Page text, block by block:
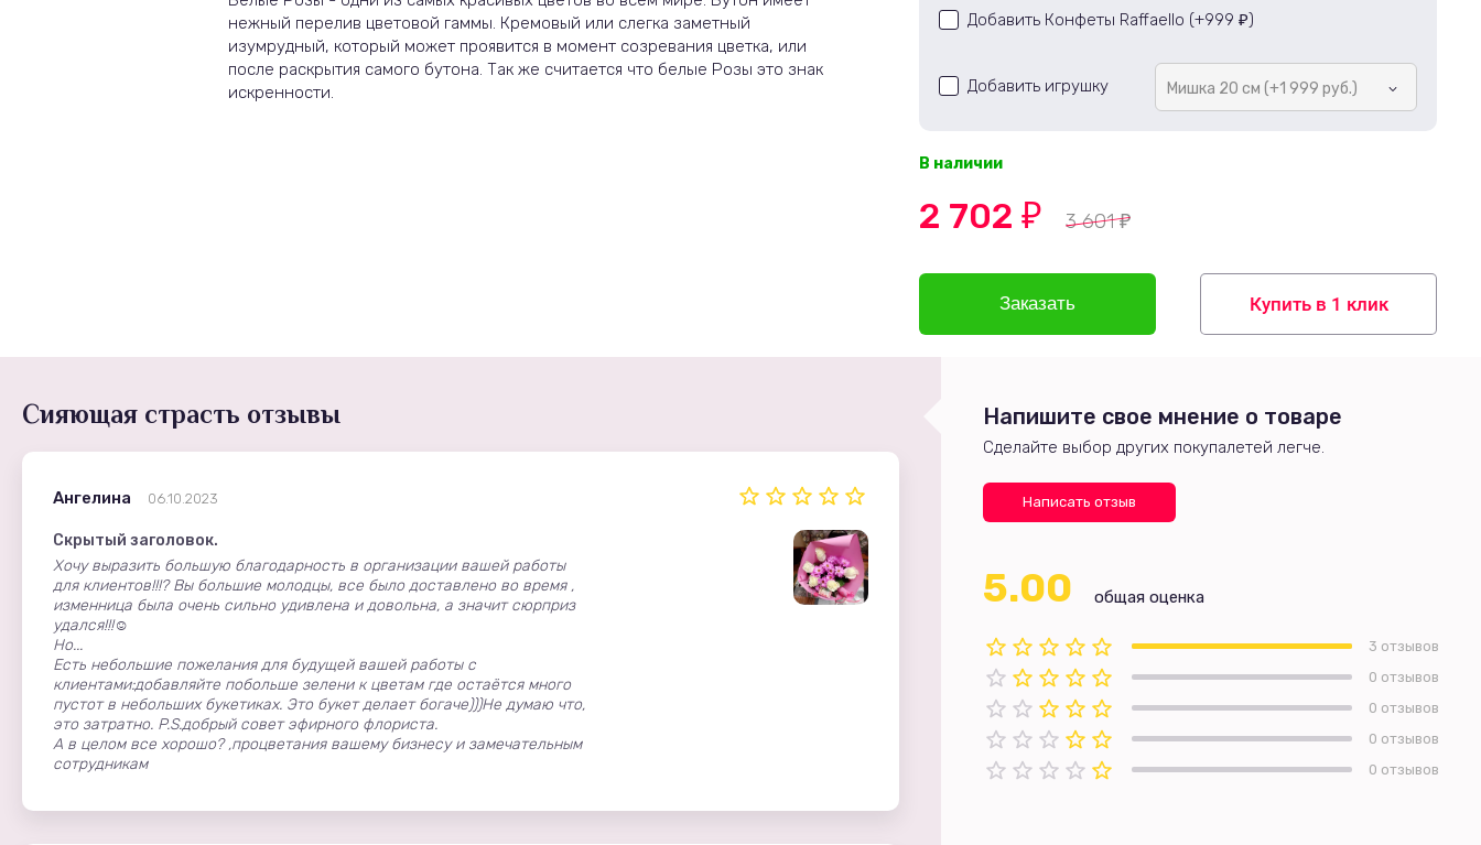
нежный перелив цветовой гаммы. Кремовый или слегка заметный
изумрудный, который может проявится в момент созревания цветка, или
после раскрытия самого бутона. Так же считается что белые Розы это знак
искренности.
Добавить Конфеты Raffaello (+999 ₽)
Добавить игрушку Мишка 20 см (+1 999 руб.)
В наличии
2 702 ₽ 3 601₽
Купить в 1 клик
Сияющая страсть отзывы
Ангелина 06.10.2023
Скрытый заголовок.
Хочу выразить большую благодарность в организации вашей работы
для клиентов!!!? Вы большие молодцы, все было доставлено во время ,
изменница была очень сильно удивлена и довольна, а значит сюрприз
удался!!!☺️
Но...
Есть небольшие пожелания для будущей вашей работы с
клиентами:добавляйте побольше зелени к цветам где остаётся много
пустот в небольших букетиках. Это букет делает богаче)))Не думаю что,
это затратно. P.S.добрый совет эфирного флориста.
А в целом все хорошо? ,процветания вашему бизнесу и замечательным
сотрудникам
Напишите свое мнение о товаре
Сделайте выбор других покупалетей легче.
Написать отзыв
5.00 общая оценка
3 отзывов
0 отзывов
0 отзывов
0 отзывов
0 отзывов